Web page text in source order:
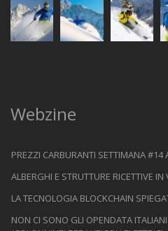
Webzine
PREZZI CARBURANTI SETTIMANA #14
ALBERGHI E STRUTTURE RICETTIVE IN
LA TECNOLOGIA BLOCKCHAIN
NON CI SONO GLI OPENDATA